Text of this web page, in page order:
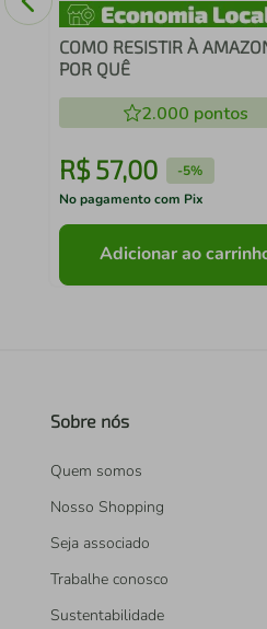
COMO RESISTIR À
POR QUÊ
2.000 pontos
R$ 57,00 -5%
No pagamento com Pix
Adicionar ao
Sobre nós
Quem somos
Nosso Shopping
Seja associado
Trabalhe conosco
Sustentabilidade